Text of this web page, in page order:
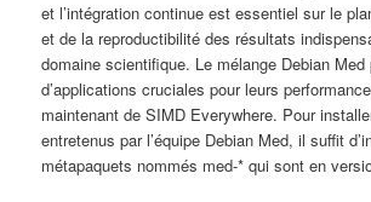
et l’intégration continue est essentiel sur le
et de la reproductibilité des résultats
domaine scientifique. Le mélange Debian
d’applications cruciales pour leurs
maintenant de SIMD Everywhere. Pour
entretenus par l’équipe Debian Med, il suffit
métapaquets nommés med-* qui sont en